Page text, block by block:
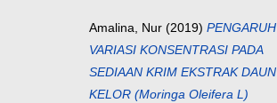
Amalina, Nur (2019) PENGARUH
VARIASI KONSENTRASI PADA
SEDIAAN KRIM EKSTRAK DAUN
KELOR (Moringa Oleifera L)